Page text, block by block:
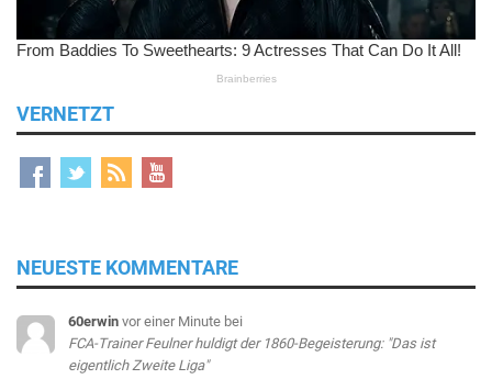
VERNETZT
NEUESTE KOMMENTARE
60erwin vor einer Minute bei
FCA-Trainer Feulner huldigt der 1860-Begeisterung: "Das ist
eigentlich Zweite Liga"